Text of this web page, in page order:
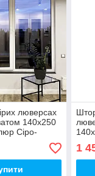
люверсах
140х250
Сіро-
1